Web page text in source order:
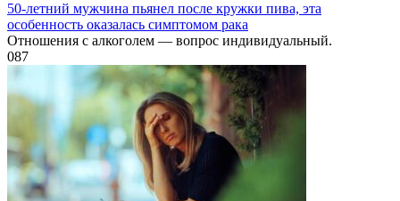
50-летний мужчина пьянел после кружки пива, эта
особенность оказалась симптомом рака
Отношения с алкоголем — вопрос индивидуальный.
087